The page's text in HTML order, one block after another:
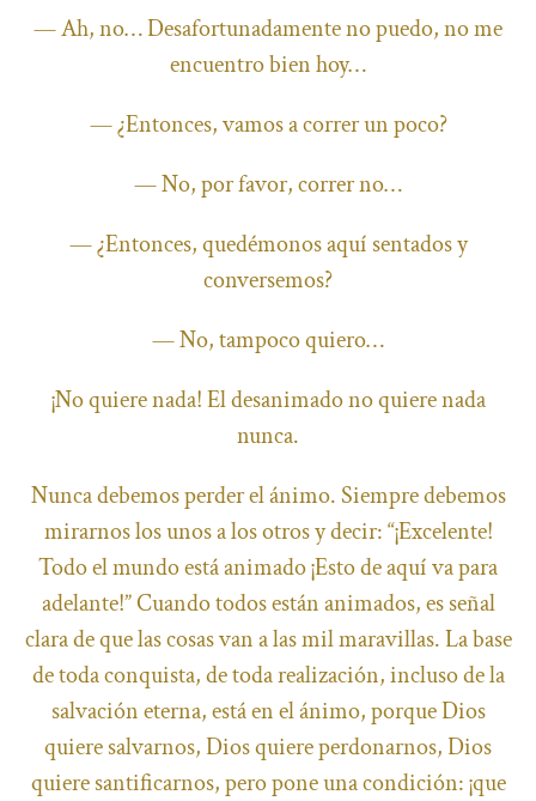
— Ah, no… Desafortunadamente no puedo, no me
encuentro bien hoy…
— ¿Entonces, vamos a correr un poco?
— No, por favor, correr no…
— ¿Entonces, quedémonos aquí sentados y
conversemos?
— No, tampoco quiero…
¡No quiere nada! El desanimado no quiere nada
nunca.
Nunca debemos perder el ánimo. Siempre debemos
mirarnos los unos a los otros y decir: “¡Excelente!
Todo el mundo está animado ¡Esto de aquí va para
adelante!” Cuando todos están animados, es señal
clara de que las cosas van a las mil maravillas. La base
de toda conquista, de toda realización, incluso de la
salvación eterna, está en el ánimo, porque Dios
quiere salvarnos, Dios quiere perdonarnos, Dios
quiere santificarnos, pero pone una condición: ¡que